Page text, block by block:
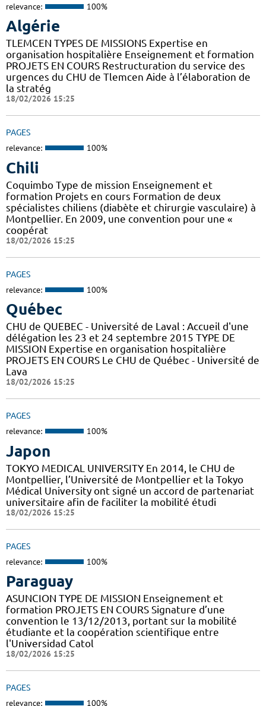
relevance: 100%
Algérie
TLEMCEN TYPES DE MISSIONS Expertise en
organisation hospitalière Enseignement et formation
PROJETS EN COURS Restructuration du service des
urgences du CHU de Tlemcen Aide à l’élaboration de
la stratég
18/02/2026 15:25
PAGES
relevance: 100%
Chili
Coquimbo Type de mission Enseignement et
formation Projets en cours Formation de deux
spécialistes chiliens (diabète et chirurgie vasculaire) à
Montpellier. En 2009, une convention pour une «
coopérat
18/02/2026 15:25
PAGES
relevance: 100%
Québec
CHU de QUEBEC - Université de Laval : Accueil d'une
délégation les 23 et 24 septembre 2015 TYPE DE
MISSION Expertise en organisation hospitalière
PROJETS EN COURS Le CHU de Québec - Université de
Lava
18/02/2026 15:25
PAGES
relevance: 100%
Japon
TOKYO MEDICAL UNIVERSITY En 2014, le CHU de
Montpellier, l’Université de Montpellier et la Tokyo
Médical University ont signé un accord de partenariat
universitaire afin de faciliter la mobilité étudi
18/02/2026 15:25
PAGES
relevance: 100%
Paraguay
ASUNCION TYPE DE MISSION Enseignement et
formation PROJETS EN COURS Signature d’une
convention le 13/12/2013, portant sur la mobilité
étudiante et la coopération scientifique entre
l'Universidad Catol
18/02/2026 15:25
PAGES
relevance: 100%